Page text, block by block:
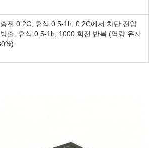
충전 0.2C, 휴식 0.5-1h, 0.2C에서 차단 전압
출, 휴식 0.5-1h, 1000 회전 반복 (역량 유지